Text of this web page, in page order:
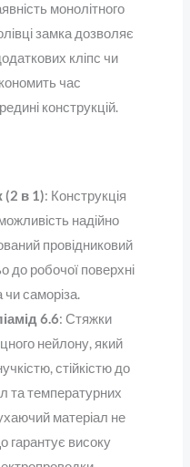
монолітного
замка дозволяє
кліпс чи
час
конструкцій.
в 1): Конструкція
надійно
провідниковий
до робочої поверхні
саморіза.
6.6: Стяжки
нейлону, який
стійкістю до
та температурних
матеріал не
гарантує високу